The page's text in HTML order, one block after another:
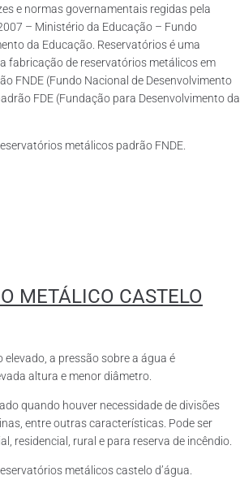
e normas governamentais regidas pela
– Ministério da Educação – Fundo
da Educação. Reservatórios é uma
fabricação de reservatórios metálicos em
FNDE (Fundo Nacional de Desenvolvimento
FDE (Fundação para Desenvolvimento da
metálicos padrão FNDE.
METÁLICO CASTELO
a pressão sobre a água é
altura e menor diâmetro.
quando houver necessidade de divisões
entre outras características. Pode ser
residencial, rural e para reserva de incêndio.
metálicos castelo d’água.